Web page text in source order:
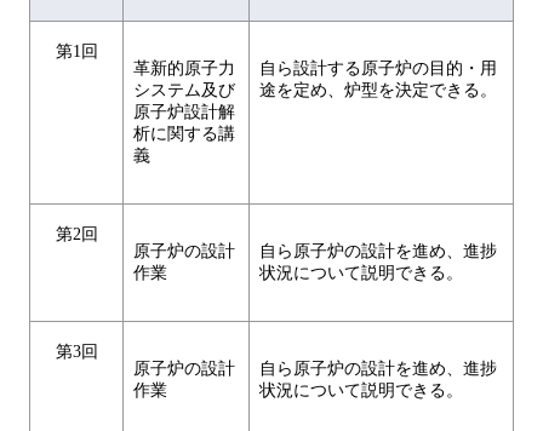
第1回
革新的原子力
システム及び
原子炉設計解
析に関する講
義
自ら設計する原子炉の目的・用
途を定め、炉型を決定できる。
第2回
原子炉の設計
作業
自ら原子炉の設計を進め、進捗
状況について説明できる。
第3回
原子炉の設計
作業
自ら原子炉の設計を進め、進捗
状況について説明できる。